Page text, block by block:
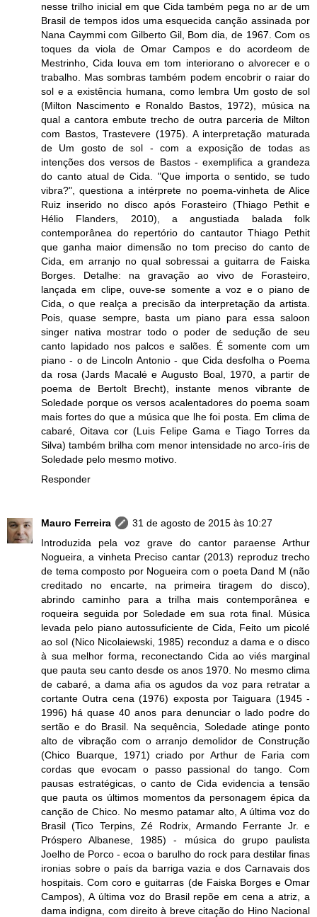
nesse trilho inicial em que Cida também pega no ar de um
Brasil de tempos idos uma esquecida canção assinada por
Nana Caymmi com Gilberto Gil, Bom dia, de 1967. Com os
toques da viola de Omar Campos e do acordeom de
Mestrinho, Cida louva em tom interiorano o alvorecer e o
trabalho. Mas sombras também podem encobrir o raiar do
sol e a existência humana, como lembra Um gosto de sol
(Milton Nascimento e Ronaldo Bastos, 1972), música na
qual a cantora embute trecho de outra parceria de Milton
com Bastos, Trastevere (1975). A interpretação maturada
de Um gosto de sol - com a exposição de todas as
intenções dos versos de Bastos - exemplifica a grandeza
do canto atual de Cida. "Que importa o sentido, se tudo
vibra?", questiona a intérprete no poema-vinheta de Alice
Ruiz inserido no disco após Forasteiro (Thiago Pethit e
Hélio Flanders, 2010), a angustiada balada folk
contemporânea do repertório do cantautor Thiago Pethit
que ganha maior dimensão no tom preciso do canto de
Cida, em arranjo no qual sobressai a guitarra de Faiska
Borges. Detalhe: na gravação ao vivo de Forasteiro,
lançada em clipe, ouve-se somente a voz e o piano de
Cida, o que realça a precisão da interpretação da artista.
Pois, quase sempre, basta um piano para essa saloon
singer nativa mostrar todo o poder de sedução de seu
canto lapidado nos palcos e salões. É somente com um
piano - o de Lincoln Antonio - que Cida desfolha o Poema
da rosa (Jards Macalé e Augusto Boal, 1970, a partir de
poema de Bertolt Brecht), instante menos vibrante de
Soledade porque os versos acalentadores do poema soam
mais fortes do que a música que lhe foi posta. Em clima de
cabaré, Oitava cor (Luis Felipe Gama e Tiago Torres da
Silva) também brilha com menor intensidade no arco-íris de
Soledade pelo mesmo motivo.
Responder
Mauro Ferreira
31 de agosto de 2015 às 10:27
Introduzida pela voz grave do cantor paraense Arthur
Nogueira, a vinheta Preciso cantar (2013) reproduz trecho
de tema composto por Nogueira com o poeta Dand M (não
creditado no encarte, na primeira tiragem do disco),
abrindo caminho para a trilha mais contemporânea e
roqueira seguida por Soledade em sua rota final. Música
levada pelo piano autossuficiente de Cida, Feito um picolé
ao sol (Nico Nicolaiewski, 1985) reconduz a dama e o disco
à sua melhor forma, reconectando Cida ao viés marginal
que pauta seu canto desde os anos 1970. No mesmo clima
de cabaré, a dama afia os agudos da voz para retratar a
cortante Outra cena (1976) exposta por Taiguara (1945 -
1996) há quase 40 anos para denunciar o lado podre do
sertão e do Brasil. Na sequência, Soledade atinge ponto
alto de vibração com o arranjo demolidor de Construção
(Chico Buarque, 1971) criado por Arthur de Faria com
cordas que evocam o passo passional do tango. Com
pausas estratégicas, o canto de Cida evidencia a tensão
que pauta os últimos momentos da personagem épica da
canção de Chico. No mesmo patamar alto, A última voz do
Brasil (Tico Terpins, Zé Rodrix, Armando Ferrante Jr. e
Próspero Albanese, 1985) - música do grupo paulista
Joelho de Porco - ecoa o barulho do rock para destilar finas
ironias sobre o país da barriga vazia e dos Carnavais dos
hospitais. Com coro e guitarras (de Faiska Borges e Omar
Campos), A última voz do Brasil repõe em cena a atriz, a
dama indigna, com direito à breve citação do Hino Nacional